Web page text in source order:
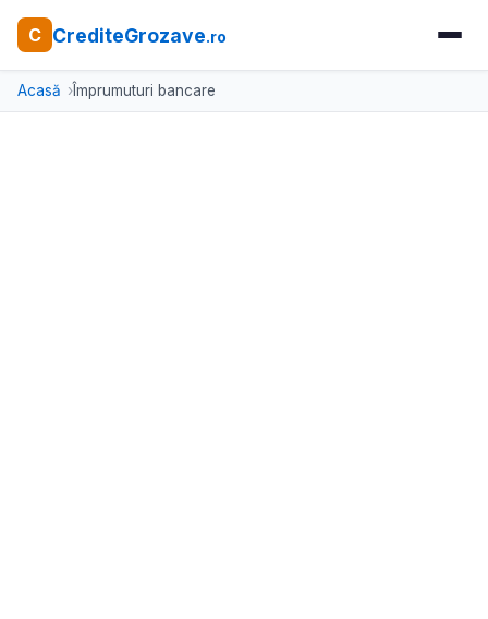
C CrediteGrozave.ro
Acasă Împrumuturi bancare